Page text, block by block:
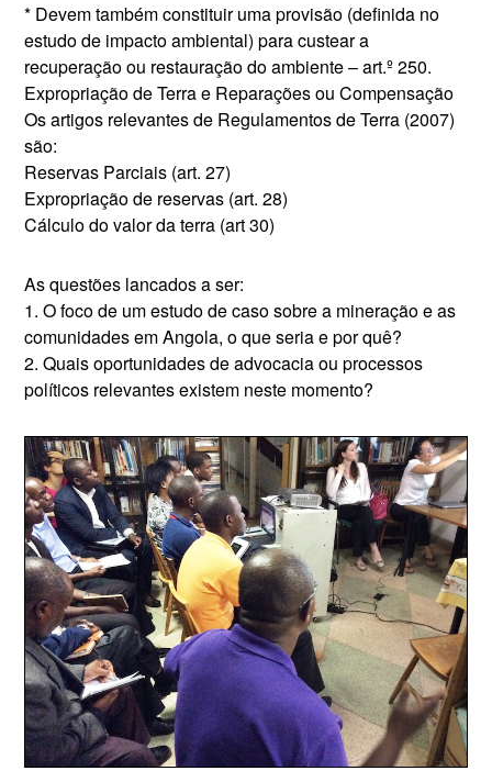
* Devem também constituir uma provisão (definida no
estudo de impacto ambiental) para custear a
recuperação ou restauração do ambiente – art.º 250.
Expropriação de Terra e Reparações ou Compensação
Os artigos relevantes de Regulamentos de Terra (2007)
são:
Reservas Parciais (art. 27)
Expropriação de reservas (art. 28)
Cálculo do valor da terra (art 30)
As questões lancados a ser:
1. O foco de um estudo de caso sobre a mineração e as
comunidades em Angola, o que seria e por quê?
2. Quais oportunidades de advocacia ou processos
políticos relevantes existem neste momento?